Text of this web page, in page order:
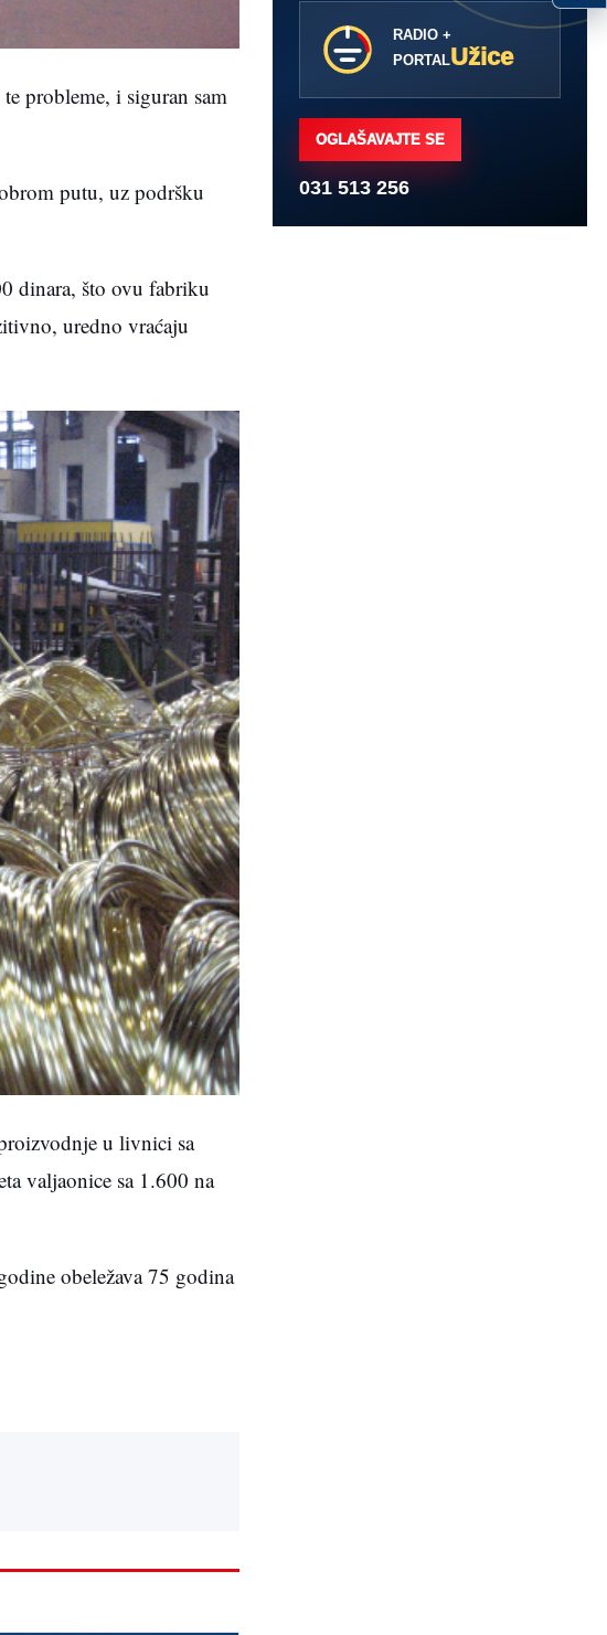
probleme, i siguran sam
putu, uz podršku
dinara, što ovu fabriku
uredno vraćaju
u livnici sa
valjaonice sa 1.600 na
obeležava 75 godina
RADIO +
PORTALUžice
OGLAŠAVAJTE SE
031 513 256